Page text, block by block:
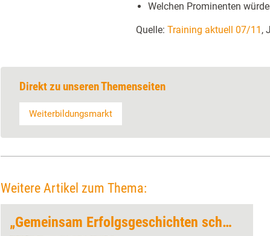
Welchen Prominenten
Quelle: Training aktuell 07/11 ,
Direkt zu unseren Themenseiten
Weiterbildungsmarkt
Weitere Artikel zum Thema:
„Gemeinsam Erfolgsgeschichten schreiben“